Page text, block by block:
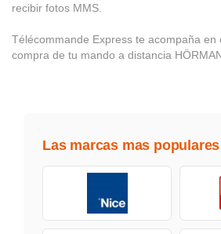
recibir fotos MMS.
Télécommande Express te acompaña en
compra de tu mando a distancia
Las marcas mas populares